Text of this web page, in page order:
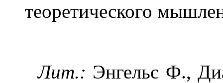
теоретического
Лит.: Энгельс Ф.,